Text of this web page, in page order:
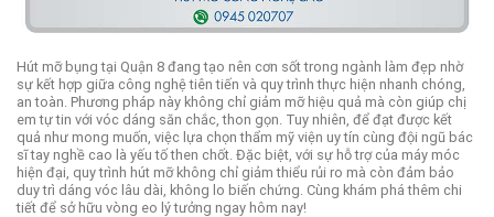
Hút mỡ bụng tại Quận 8 đang tạo nên cơn sốt trong ngành làm đẹp nhờ
sự kết hợp giữa công nghệ tiên tiến và quy trình thực hiện nhanh chóng,
an toàn. Phương pháp này không chỉ giảm mỡ hiệu quả mà còn giúp chị
em tự tin với vóc dáng săn chắc, thon gọn. Tuy nhiên, để đạt được kết
quả như mong muốn, việc lựa chọn thẩm mỹ viện uy tín cùng đội ngũ bác
sĩ tay nghề cao là yếu tố then chốt. Đặc biệt, với sự hỗ trợ của máy móc
hiện đại, quy trình hút mỡ không chỉ giảm thiểu rủi ro mà còn đảm bảo
duy trì dáng vóc lâu dài, không lo biến chứng. Cùng khám phá thêm chi
tiết để sở hữu vòng eo lý tưởng ngay hôm nay!